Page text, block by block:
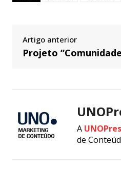
Artigo anterior
Projeto
A
de